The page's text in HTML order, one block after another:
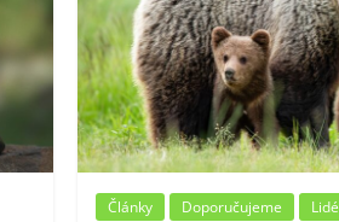
Články Doporučujeme Lidé